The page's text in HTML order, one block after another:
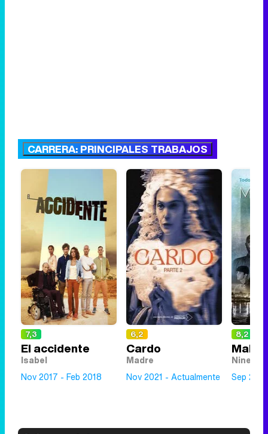
CARRERA: PRINCIPALES TRABAJOS
7,3
El accidente
Isabel
Nov 2017 - Feb 2018
6,2
Cardo
Madre
Nov 2021 - Actualmente
8,2
Nines
Sep